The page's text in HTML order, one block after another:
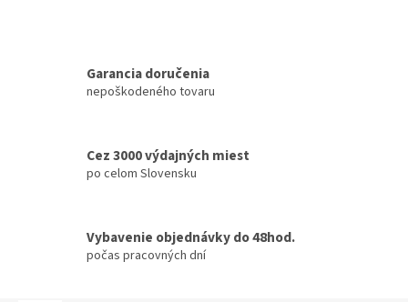
Garancia doručenia
nepoškodeného tovaru
Cez 3000 výdajných miest
po celom Slovensku
Vybavenie objednávky do 48hod.
počas pracovných dní